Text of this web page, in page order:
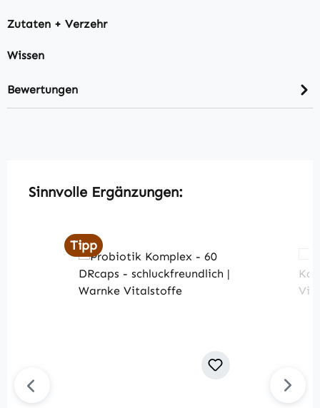
Zutaten + Verzehr
Wissen
Bewertungen
Produktgalerie überspringen
Sinnvolle Ergänzungen:
Tipp